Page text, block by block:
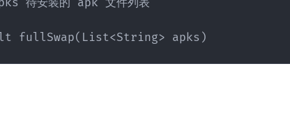
fullSwap(List<String> apks)